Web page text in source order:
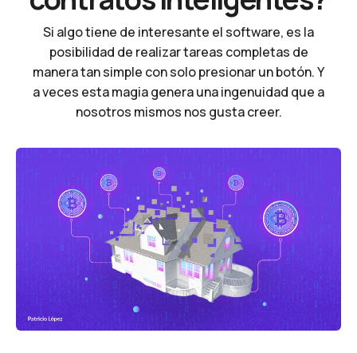
Si algo tiene de interesante el software, es la
posibilidad de realizar tareas completas de
manera tan simple con solo presionar un botón. Y
a veces esta magia genera una ingenuidad que a
nosotros mismos nos gusta creer.